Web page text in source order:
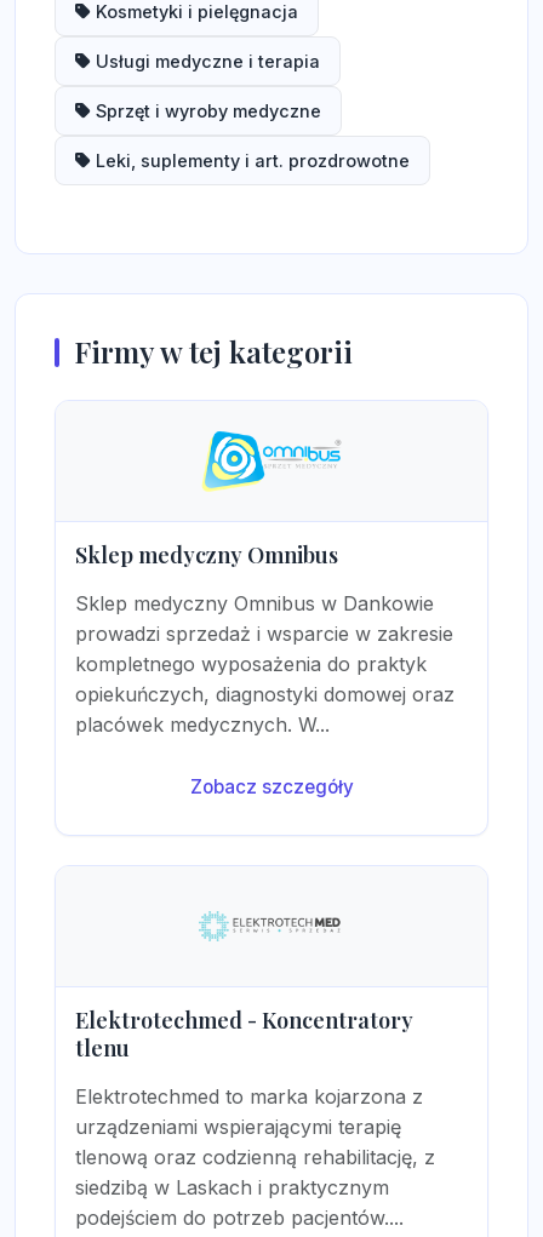
Kosmetyki i pielęgnacja
Usługi medyczne i terapia
Sprzęt i wyroby medyczne
Leki, suplementy i art. prozdrowotne
Firmy w tej kategorii
Sklep medyczny Omnibus
Sklep medyczny Omnibus w Dankowie
prowadzi sprzedaż i wsparcie w zakresie
kompletnego wyposażenia do praktyk
opiekuńczych, diagnostyki domowej oraz
placówek medycznych. W...
Zobacz szczegóły
Elektrotechmed - Koncentratory
tlenu
Elektrotechmed to marka kojarzona z
urządzeniami wspierającymi terapię
tlenową oraz codzienną rehabilitację, z
siedzibą w Laskach i praktycznym
podejściem do potrzeb pacjentów....